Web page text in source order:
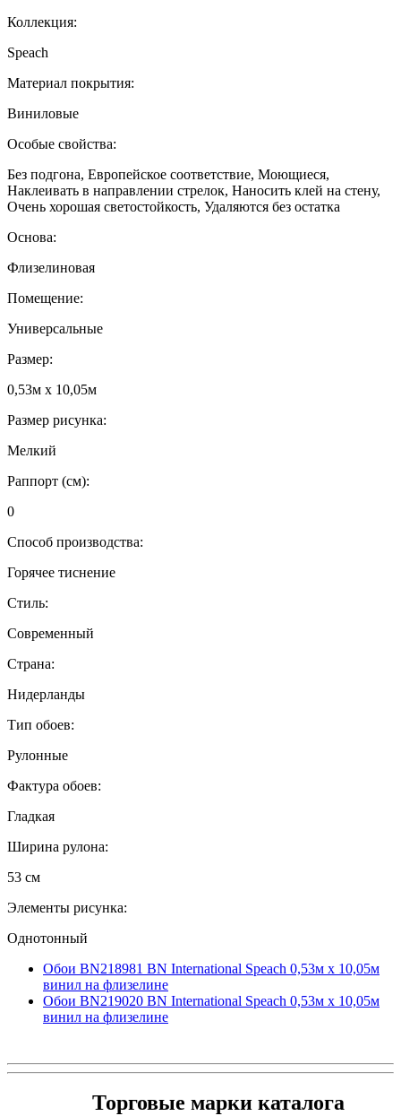
Коллекция:
Speach
Материал покрытия:
Виниловые
Особые свойства:
Без подгона, Европейское соответствие, Моющиеся,
Наклеивать в направлении стрелок, Наносить клей на стену,
Очень хорошая светостойкость, Удаляются без остатка
Основа:
Флизелиновая
Помещение:
Универсальные
Размер:
0,53м x 10,05м
Размер рисунка:
Мелкий
Раппорт (см):
0
Способ производства:
Горячее тиснение
Стиль:
Современный
Страна:
Нидерланды
Тип обоев:
Рулонные
Фактура обоев:
Гладкая
Ширина рулона:
53 см
Элементы рисунка:
Однотонный
Обои BN218981 BN International Speach 0,53м x 10,05м
винил на флизелине
Обои BN219020 BN International Speach 0,53м x 10,05м
винил на флизелине
Торговые марки каталога